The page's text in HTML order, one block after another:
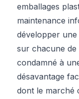
emballages
maintenance
développer
sur chacune de
condamné à
désavantage
dont le marché